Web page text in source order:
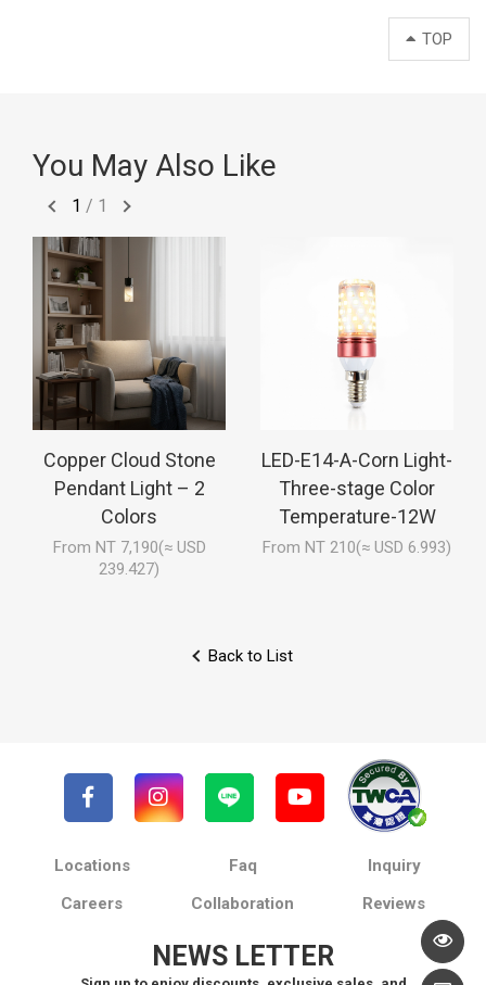
TOP
You May Also Like
1 / 1
Copper Cloud Stone
Pendant Light – 2
Colors
From NT 7,190(≈ USD
239.427)
LED-E14-A-Corn Light-
Three-stage Color
Temperature-12W
From NT 210(≈ USD 6.993)
Back to List
Locations Faq
Inquiry
Careers
Collaboration Reviews
NEWS LETTER